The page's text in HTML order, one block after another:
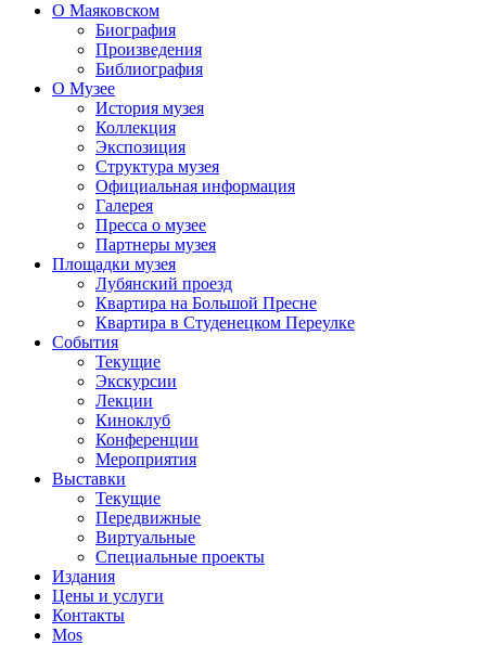
О Маяковском
Биография
Произведения
Библиография
О Музее
История музея
Коллекция
Экспозиция
Структура музея
Официальная информация
Галерея
Пресса о музее
Партнеры музея
Площадки музея
Лубянский проезд
Квартира на Большой Пресне
Квартира в Студенецком Переулке
События
Текущие
Экскурсии
Лекции
Киноклуб
Конференции
Мероприятия
Выставки
Текущие
Передвижные
Виртуальные
Специальные проекты
Издания
Цены и услуги
Контакты
Mos